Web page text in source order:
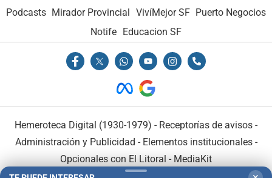
Podcasts Mirador Provincial VivíMejor SF Puerto Negocios
Notife Educacion SF
Hemeroteca Digital (1930-1979) - Receptorías de avisos -
Administración y Publicidad - Elementos institucionales-
Opcionales con El Litoral - MediaKit